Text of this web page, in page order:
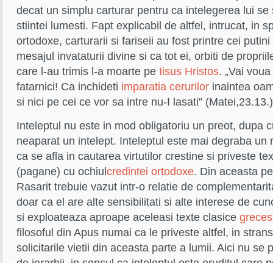
decat un simplu carturar pentru ca intelegerea lui se
stiintei lumesti. Fapt explicabil de altfel, intrucat, in
ortodoxe, carturarii si fariseii au fost printre cei
mesajul invataturii divine si ca tot ei, orbiti de
care l-au trimis l-a moarte pe Iisus Hristos. „Vai
fatarnici! Ca inchideti imparatia cerurilor inaintea
si nici pe cei ce vor sa intre nu-I lasati”
Inteleptul nu este in mod obligatoriu un preot, dupa
neaparat un intelept. Inteleptul este mai degraba un
ca se afla in cautarea virtutilor crestine si priveste
(pagane) cu ochiul credintei ortodoxe. Din aceasta
Rasarit trebuie vazut intr-o relatie de
doar ca el are alte sensibilitati si alte interese de
si exploateaza aproape aceleasi texte clasice
filosoful din Apus numai ca le priveste altfel, in
solicitarile vietii din aceasta parte a lumii. Aici nu se